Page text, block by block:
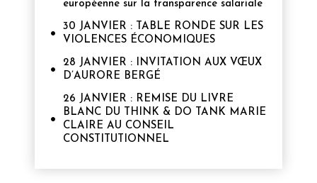
européenne sur la transparence salariale
30 JANVIER : TABLE RONDE SUR LES
VIOLENCES ÉCONOMIQUES
28 JANVIER : INVITATION AUX VŒUX
D’AURORE BERGÉ
26 JANVIER : REMISE DU LIVRE
BLANC DU THINK & DO TANK MARIE
CLAIRE AU CONSEIL
CONSTITUTIONNEL